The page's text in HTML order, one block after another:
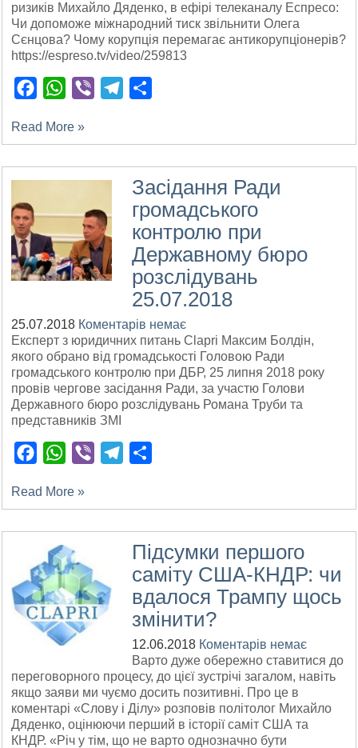
ризиків Михайло Дяденко, в ефірі телеканалу Еспресо:
Чи допоможе міжнародний тиск звільнити Олега
Сєнцова? Чому корупція перемагає антикорупціонерів?
https://espreso.tv/video/259813
FacebookWhatsApp
Viber Telegram
Read More »
Засідання Ради
громадського
контролю при
Державному бюро
розслідувань
25.07.2018
25.07.2018 Коментарів немає
Експерт з юридичних питань Clapri Максим Болдін,
якого обрано від громадськості Головою Ради
громадського контролю при ДБР, 25 липня 2018 року
провів чергове засідання Ради, за участю Голови
Державного бюро розслідувань Романа Труби та
представників ЗМІ
FacebookWhatsApp
Viber Telegram
Read More »
Підсумки першого
саміту США-КНДР: чи
вдалося Трампу щось
змінити?
12.06.2018 Коментарів немає
Варто дуже обережно ставитися до
переговорного процесу, до цієї зустрічі загалом, навіть
якщо заяви ми чуємо досить позитивні. Про це в
коментарі «Слову і Ділу» розповів політолог Михайло
Дяденко, оцінюючи перший в історії саміт США та
КНДР. «Річ у тім, що не варто однозначно бути